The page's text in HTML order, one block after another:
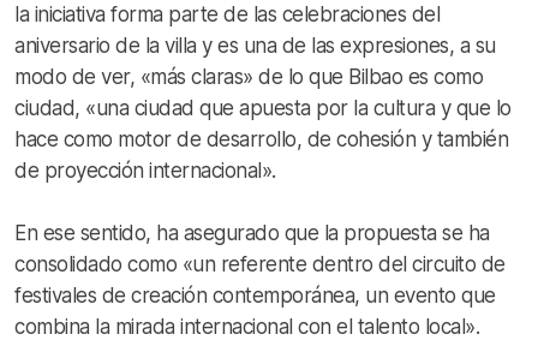
la iniciativa forma parte de las celebraciones del
aniversario de la villa y es una de las expresiones, a su
modo de ver, «más claras» de lo que Bilbao es como
ciudad, «una ciudad que apuesta por la cultura y que lo
hace como motor de desarrollo, de cohesión y también
de proyección internacional».
En ese sentido, ha asegurado que la propuesta se ha
consolidado como «un referente dentro del circuito de
festivales de creación contemporánea, un evento que
combina la mirada internacional con el talento local».